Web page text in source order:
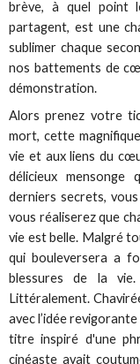
brève, à quel point
partagent, est une
sublimer chaque
nos battements de
démonstration.
Alors prenez votre
mort, cette
vie et aux liens du
délicieux mensonge
derniers secrets,
vous réaliserez que
vie est belle. Malgré
qui bouleversera a
blessures de la vie.
Littéralement.
avec l’idée
titre inspiré d'une
cinéaste avait